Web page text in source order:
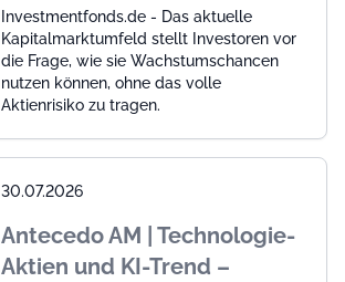
Investmentfonds.de - Das aktuelle
Kapitalmarktumfeld stellt Investoren vor
die Frage, wie sie Wachstumschancen
nutzen können, ohne das volle
Aktienrisiko zu tragen.
30.07.2026
Antecedo AM | Technologie-
Aktien und KI-Trend –